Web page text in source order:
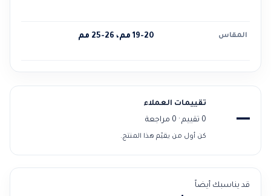
المقاس 19-20 مم، 26-25 مم
—
تقييمات العملاء
0 تقييم · 0 مراجعة
كن أول من يقيّم هذا المنتج.
قد يناسبك أيضاً